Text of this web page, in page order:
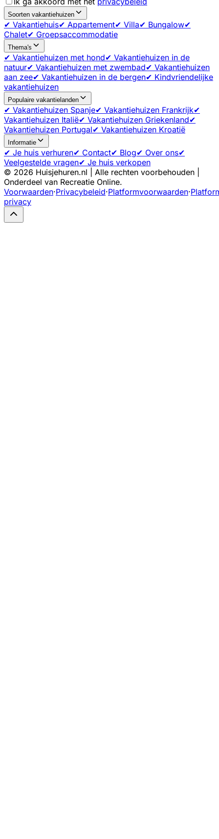
Soorten vakantiehuizen
✔ Vakantiehuis✔ Appartement✔ Villa✔ Bungalow✔
Chalet✔ Groepsaccommodatie
Thema's
✔ Vakantiehuizen met hond✔ Vakantiehuizen in de
natuur✔ Vakantiehuizen met zwembad✔ Vakantiehuizen
aan zee✔ Vakantiehuizen in de bergen✔ Kindvriendelijke
vakantiehuizen
Populaire vakantielanden
✔ Vakantiehuizen Spanje✔ Vakantiehuizen Frankrijk✔
Vakantiehuizen Italië✔ Vakantiehuizen Griekenland✔
Vakantiehuizen Portugal✔ Vakantiehuizen Kroatië
Informatie
✔ Je huis verhuren✔ Contact✔ Blog✔ Over ons✔
Veelgestelde vragen✔ Je huis verkopen
© 2026 Huisjehuren.nl | Alle rechten voorbehouden |
Onderdeel van Recreatie Online.
Voorwaarden·Privacybeleid·Platformvoorwaarden·
privacy